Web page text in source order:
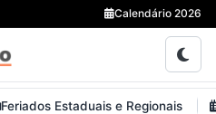
Calendário 2026
Feriados Estaduais e Regionais